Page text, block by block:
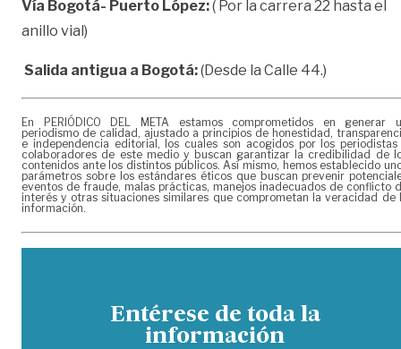
Vía Bogotá- Puerto López:( Por la carrera 22 hasta el
anillo vial)
Salida antigua a Bogotá:(Desde la Calle 44.)
En PERIÓDICO DEL META estamos comprometidos en generar
periodismo de calidad, ajustado a principios de honestidad,
e independencia editorial, los cuales son acogidos por los periodistas
colaboradores de este medio y buscan garantizar la credibilidad de
contenidos ante los distintos públicos. Así mismo, hemos establecido
parámetros sobre los estándares éticos que buscan prevenir
eventos de fraude, malas prácticas, manejos inadecuados de conflicto
interés y otras situaciones similares que comprometan la veracidad de
información.
Entérese de toda la
información